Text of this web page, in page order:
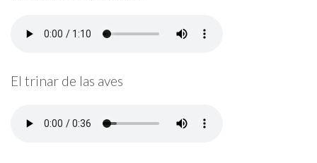
El trinar de las aves